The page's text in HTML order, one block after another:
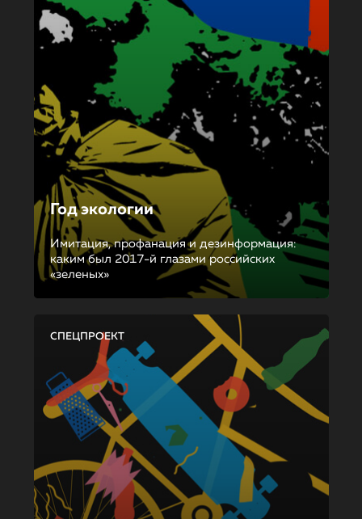
Год экологии
Имитация, профанация и дезинформация:
каким был 2017-й глазами российских
«зеленых»
СПЕЦПРОЕКТ